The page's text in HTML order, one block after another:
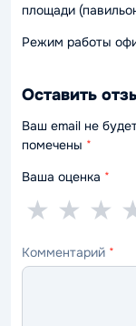
площади
Режим работы
Оставить
Ваш email не
помечены *
Ваша оценка *
4
3
—
★
2
—
★
1
—
★
Комментарий *